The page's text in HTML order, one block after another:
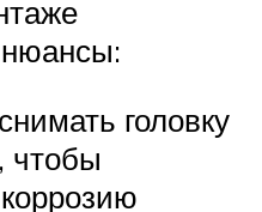
головку
чтобы